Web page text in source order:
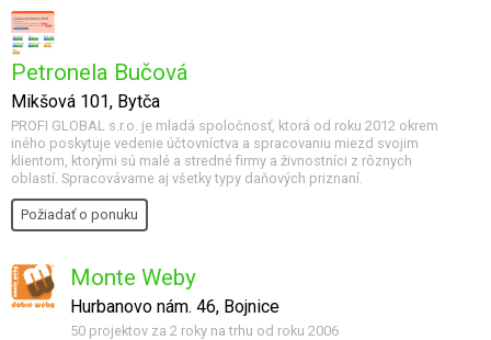
Petronela Bučová
Mikšová 101, Bytča
PROFI GLOBAL s.r.o. je mladá spoločnosť, ktorá od roku 2012 okrem
iného poskytuje vedenie účtovníctva a spracovaniu miezd svojim
klientom, ktorými sú malé a stredné firmy a živnostníci z rôznych
oblastí. Spracovávame aj všetky typy daňových priznaní.
Požiadať o ponuku
Monte Weby
Hurbanovo nám. 46, Bojnice
50 projektov za 2 roky na trhu od roku 2006